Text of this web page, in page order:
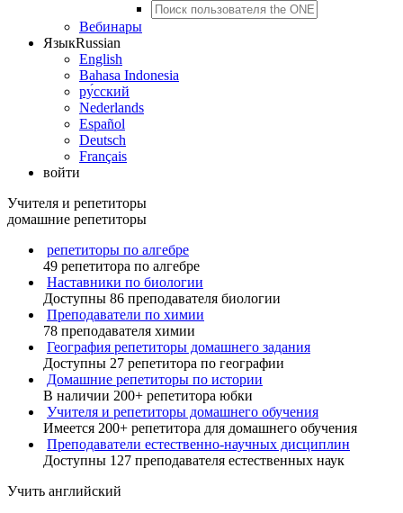
Вебинары
ЯзыкRussian
English
Bahasa Indonesia
ру́сский
Nederlands
Español
Deutsch
Français
войти
Учителя и репетиторы
домашние репетиторы
репетиторы по алгебре
49 репетитора по алгебре
Наставники по биологии
Доступны 86 преподавателя биологии
Преподаватели по химии
78 преподавателя химии
География репетиторы домашнего задания
Доступны 27 репетитора по географии
Домашние репетиторы по истории
В наличии 200+ репетитора юбки
Учителя и репетиторы домашнего обучения
Имеется 200+ репетитора для домашнего обучения
Преподаватели естественно-научных дисциплин
Доступны 127 преподавателя естественных наук
Учить английский